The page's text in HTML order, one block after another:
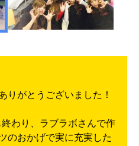
りがとうございました！
わり、ラブラボさんで作
のおかげで実に充実した